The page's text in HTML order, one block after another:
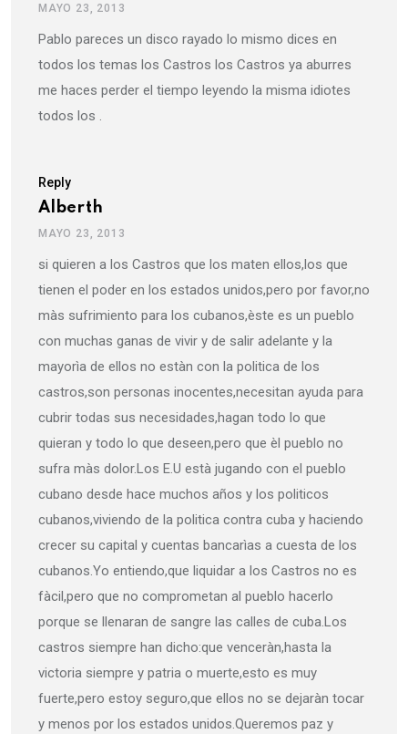
MAYO 23, 2013
Pablo pareces un disco rayado lo mismo dices en
todos los temas los Castros los Castros ya aburres
me haces perder el tiempo leyendo la misma idiotes
todos los .
Reply
Alberth
MAYO 23, 2013
si quieren a los Castros que los maten ellos,los que
tienen el poder en los estados unidos,pero por favor,no
màs sufrimiento para los cubanos,èste es un pueblo
con muchas ganas de vivir y de salir adelante y la
mayorìa de ellos no estàn con la politica de los
castros,son personas inocentes,necesitan ayuda para
cubrir todas sus necesidades,hagan todo lo que
quieran y todo lo que deseen,pero que èl pueblo no
sufra màs dolor.Los E.U està jugando con el pueblo
cubano desde hace muchos años y los politicos
cubanos,viviendo de la politica contra cuba y haciendo
crecer su capital y cuentas bancarìas a cuesta de los
cubanos.Yo entiendo,que liquidar a los Castros no es
fàcil,pero que no comprometan al pueblo hacerlo
porque se llenaran de sangre las calles de cuba.Los
castros siempre han dicho:que venceràn,hasta la
victoria siempre y patria o muerte,esto es muy
fuerte,pero estoy seguro,que ellos no se dejaràn tocar
y menos por los estados unidos.Queremos paz y